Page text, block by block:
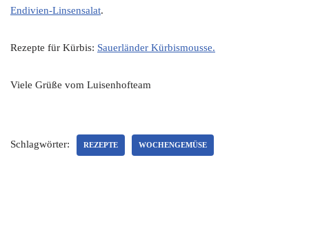
Endivien-Linsensalat.
Rezepte für Kürbis: Sauerländer Kürbismousse.
Viele Grüße vom Luisenhofteam
Schlagwörter: REZEPTE WOCHENGEMÜSE